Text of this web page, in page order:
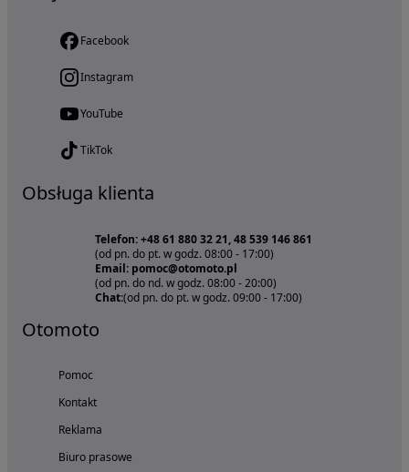
Facebook
Instagram
YouTube
TikTok
Obsługa klienta
Telefon: +48 61 880 32 21, 48 539 146 861
(od pn. do pt. w godz. 08:00 - 17:00)
Email: pomoc@otomoto.pl
(od pn. do nd. w godz. 08:00 - 20:00)
Chat:(od pn. do pt. w godz. 09:00 - 17:00)
Otomoto
Pomoc
Kontakt
Reklama
Biuro prasowe